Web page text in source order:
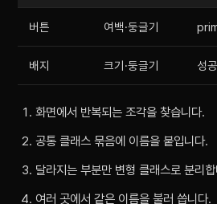
버튼 여백·둥글기
배지 크기·둥글기 성
화면에서 반복되는 조각을 찾습니다.
공통 클래스 묶음에 이름을 붙입니다.
달라지는 부분만 변형 클래스로 분리
여러 곳에서 같은 이름을 불러 씁니다.